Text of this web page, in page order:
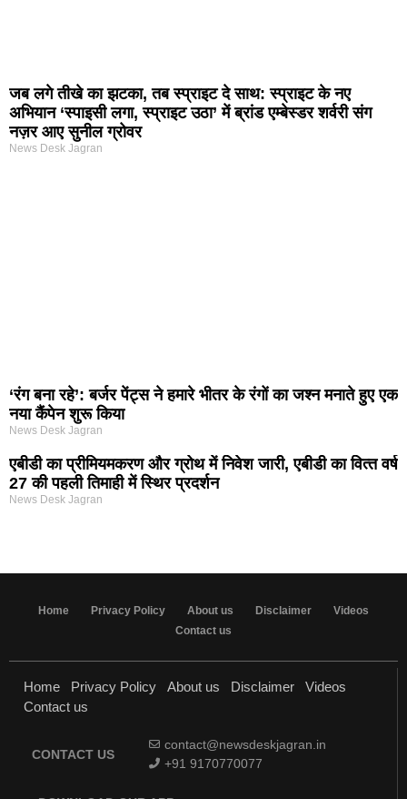
जब लगे तीखे का झटका, तब स्प्राइट दे साथ: स्प्राइट के नए
अभियान ‘स्पाइसी लगा, स्प्राइट उठा’ में ब्रांड एम्बेस्डर शर्वरी संग
नज़र आए सुनील ग्रोवर
News Desk Jagran
‘रंग बना रहे’: बर्जर पेंट्स ने हमारे भीतर के रंगों का जश्न मनाते हुए एक
नया कैंपेन शुरू किया
News Desk Jagran
एबीडी का प्रीमियमकरण और ग्रोथ में निवेश जारी, एबीडी का वित्‍त वर्ष
27 की पहली तिमाही में स्थिर प्रदर्शन
News Desk Jagran
Home Privacy Policy About us Disclaimer
Videos
Contact us
Home Privacy Policy About us Disclaimer
Videos
Contact us
CONTACT US
contact@newsdeskjagran.in
+91 9170770077